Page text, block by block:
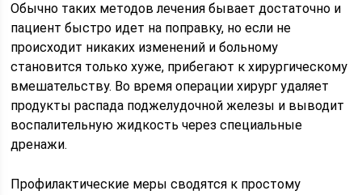
Обычно таких методов лечения бывает достаточно и
пациент быстро идет на поправку, но если не
происходит никаких изменений и больному
становится только хуже, прибегают к хирургическому
вмешательству. Во время операции хирург удаляет
продукты распада поджелудочной железы и выводит
воспалительную жидкость через специальные
дренажи.
Профилактические меры сводятся к простому